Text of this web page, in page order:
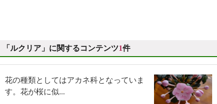
「ルクリア」に関するコンテンツ1件
花の種類としてはアカネ科となっていま
す。花が桜に似...